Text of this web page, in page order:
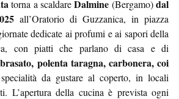
torna a scaldareDalmine (Bergamo)dal
all’Oratorio di Guzzanica, in piazza
dedicate ai profumi e ai sapori della
con piatti che parlano di casa e di
polenta taragna, carbonera, coi
da gustare al coperto, in locali
L’apertura della cucina è prevista ogni